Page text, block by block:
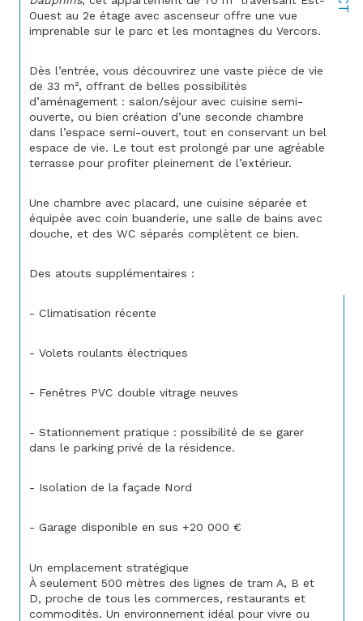
Ouest au 2e étage avec ascenseur offre une vue
imprenable sur le parc et les montagnes du Vercors.
Dès l’entrée, vous découvrirez une vaste pièce de vie
de 33 m², offrant de belles possibilités
d’aménagement : salon/séjour avec cuisine semi-
ouverte, ou bien création d’une seconde chambre
dans l’espace semi-ouvert, tout en conservant un bel
espace de vie. Le tout est prolongé par une agréable
terrasse pour profiter pleinement de l’extérieur.
Une chambre avec placard, une cuisine séparée et
équipée avec coin buanderie, une salle de bains avec
douche, et des WC séparés complètent ce bien.
Des atouts supplémentaires :
- Climatisation récente
- Volets roulants électriques
- Fenêtres PVC double vitrage neuves
- Stationnement pratique : possibilité de se garer
dans le parking privé de la résidence.
- Isolation de la façade Nord
- Garage disponible en sus +20 000 €
Un emplacement stratégique
À seulement 500 mètres des lignes de tram A, B et
D, proche de tous les commerces, restaurants et
commodités. Un environnement idéal pour vivre ou